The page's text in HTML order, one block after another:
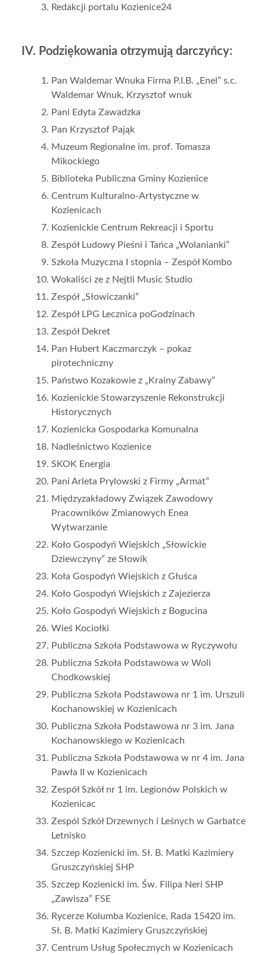
Redakcji portalu Kozienice24
IV. Podziękowania otrzymują darczyńcy:
Pan Waldemar Wnuka Firma P.I.B. „Enel” s.c.
Waldemar Wnuk, Krzysztof wnuk
Pani Edyta Zawadzka
Pan Krzysztof Pająk
Muzeum Regionalne im. prof. Tomasza
Mikockiego
Biblioteka Publiczna Gminy Kozienice
Centrum Kulturalno-Artystyczne w
Kozienicach
Kozienickie Centrum Rekreacji i Sportu
Zespół Ludowy Pieśni i Tańca „Wolanianki”
Szkoła Muzyczna I stopnia – Zespół Kombo
Wokaliści ze z Nejtli Music Studio
Zespół „Słowiczanki”
Zespół LPG Lecznica poGodzinach
Zespół Dekret
Pan Hubert Kaczmarczyk – pokaz
pirotechniczny
Państwo Kozakowie z „Krainy Zabawy”
Kozienickie Stowarzyszenie Rekonstrukcji
Historycznych
Kozienicka Gospodarka Komunalna
Nadleśnictwo Kozienice
SKOK Energia
Pani Arleta Prylowski z Firmy „Armat”
Międzyzakładowy Związek Zawodowy
Pracowników Zmianowych Enea
Wytwarzanie
Koło Gospodyń Wiejskich „Słowickie
Dziewczyny” ze Słowik
Koła Gospodyń Wiejskich z Głuśca
Koło Gospodyń Wiejskich z Zajezierza
Koło Gospodyń Wiejskich z Bogucina
Wieś Kociołki
Publiczna Szkoła Podstawowa w Ryczywołu
Publiczna Szkoła Podstawowa w Woli
Chodkowskiej
Publiczna Szkoła Podstawowa nr 1 im. Urszuli
Kochanowskiej w Kozienicach
Publiczna Szkoła Podstawowa nr 3 im. Jana
Kochanowskiego w Kozienicach
Publiczna Szkoła Podstawowa w nr 4 im. Jana
Pawła II w Kozienicach
Zespół Szkół nr 1 im. Legionów Polskich w
Kozienicac
Zespól Szkół Drzewnych i Leśnych w Garbatce
Letnisko
Szczep Kozienicki im. Sł. B. Matki Kazimiery
Gruszczyńskiej SHP
Szczep Kozienicki im. Św. Filipa Neri SHP
„Zawisza” FSE
Rycerze Kolumba Kozienice, Rada 15420 im.
Sł. B. Matki Kazimiery Gruszczyńskiej
Centrum Usług Społecznych w Kozienicach